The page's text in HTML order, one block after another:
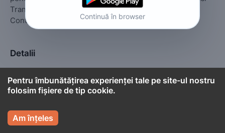
Transalpina!🔝📞
Contact: 0767925900 / 0731689599
Detalii
Camere 15
 Cont titular
Continuă în browser
Pentru îmbunătățirea experienței tale pe site-ul nostru
folosim fișiere de tip cookie.
Am înțeles